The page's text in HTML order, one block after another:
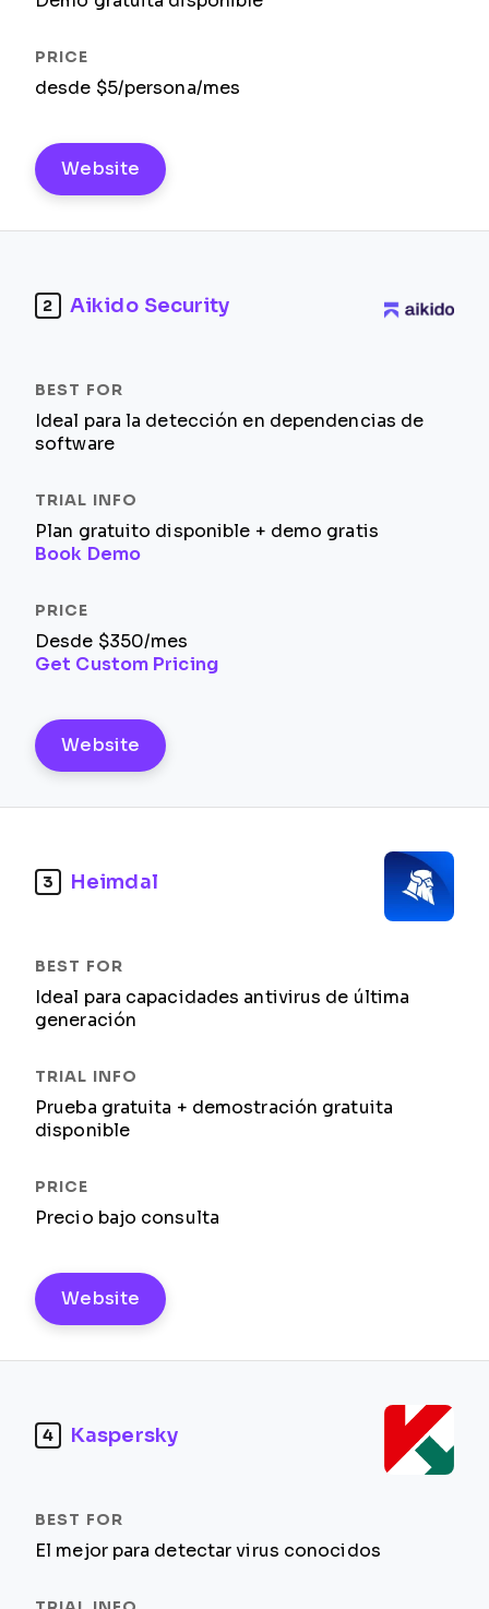
desde $5/persona/mes
Website
2 Aikido Security
Ideal para la detección en dependencias de
software
Plan gratuito disponible + demo gratis
Book Demo
Desde $350/mes
Get Custom Pricing
Website
3 Heimdal
Ideal para capacidades antivirus de última
generación
Prueba gratuita + demostración gratuita
disponible
Precio bajo consulta
Website
4 Kaspersky
El mejor para detectar virus conocidos